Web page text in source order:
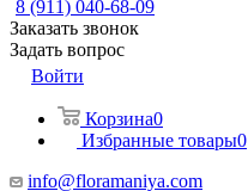
8 (911) 040-68-09
Заказать звонок
Задать вопрос
Войти
Корзина0
Избранные товары0
info@floramaniya.com